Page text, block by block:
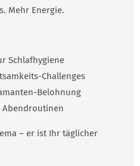
Mehr Energie.
Schlafhygiene
Challenges
Belohnung
Abendroutinen
– er ist Ihr täglicher